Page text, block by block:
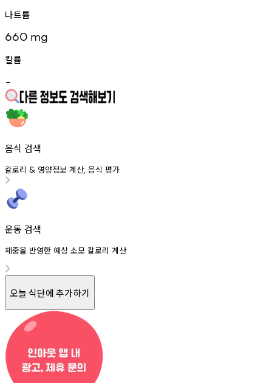
나트륨
660 mg
칼륨
-
음식 검색
칼로리 & 영양정보 계산, 음식 평가
운동 검색
체중을 반영한 예상 소모 칼로리 계산
오늘 식단에 추가하기